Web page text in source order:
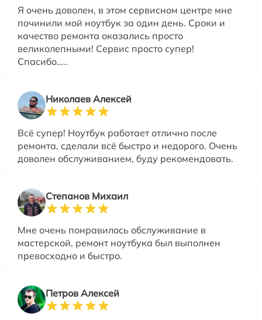
Я очень доволен, в этом сервисном центре мне
починили мой ноутбук за один день. Сроки и
качество ремонта оказались просто
великолепными! Сервис просто супер!
Спасибо…..
Николаев Алексей
Всё супер! Ноутбук работает отлично после
ремонта, сделали всё быстро и недорого. Очень
доволен обслуживанием, буду рекомендовать.
Степанов Михаил
Мне очень понравилось обслуживание в
мастерской, ремонт ноутбука был выполнен
превосходно и быстро.
Петров Алексей